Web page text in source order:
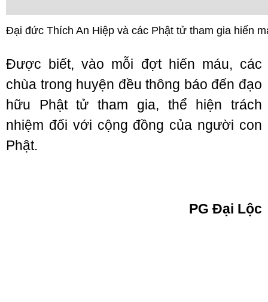
Đại đức Thích An Hiệp và các Phật tử tham gia hiến
Được biết, vào mỗi đợt hiến máu, các
chùa trong huyện đều thông báo đến đạo
hữu Phật tử tham gia, thể hiện trách
nhiệm đối với cộng đồng của người con
Phật.
PG Đại Lộc